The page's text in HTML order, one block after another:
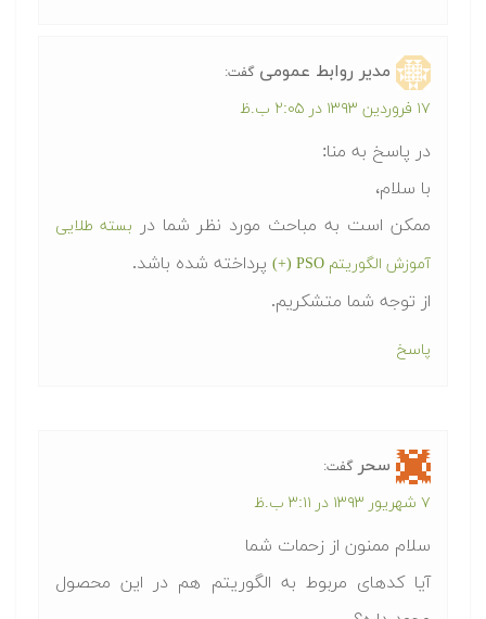
مدیر روابط عمومی گفت:
۱۷ فروردین ۱۳۹۳ در ۲:۰۵ ب.ظ
در پاسخ به منا:
با سلام،
ممکن است به مباحث مورد نظر شما در بسته طلایی
آموزش الگوریتم PSO (+)
پرداخته شده باشد.
از توجه شما متشکریم.
پاسخ
سحر گفت:
۷ شهریور ۱۳۹۳ در ۳:۱۱ ب.ظ
سلام ممنون از زحمات شما
آیا کدهای مربوط به الگوریتم هم در این محصول